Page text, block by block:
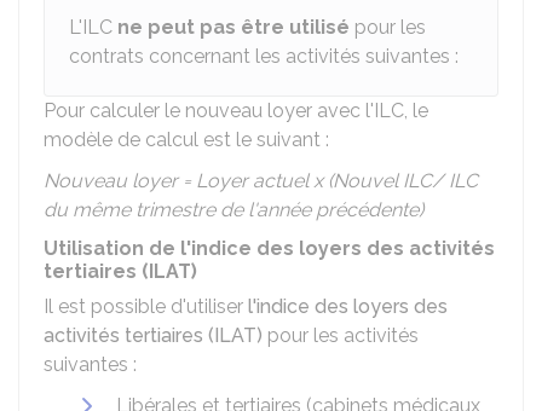
L'ILC ne peut pas être utilisé pour les
contrats concernant les activités suivantes :
Pour calculer le nouveau loyer avec l'ILC, le
modèle de calcul est le suivant :
Nouveau loyer = Loyer actuel x (Nouvel ILC/ ILC
du même trimestre de l'année précédente)
Utilisation de l'indice des loyers des activités
tertiaires (ILAT)
Il est possible d'utiliser l'indice des loyers des
activités tertiaires (ILAT) pour les activités
suivantes :
Libérales et tertiaires (cabinets médicaux